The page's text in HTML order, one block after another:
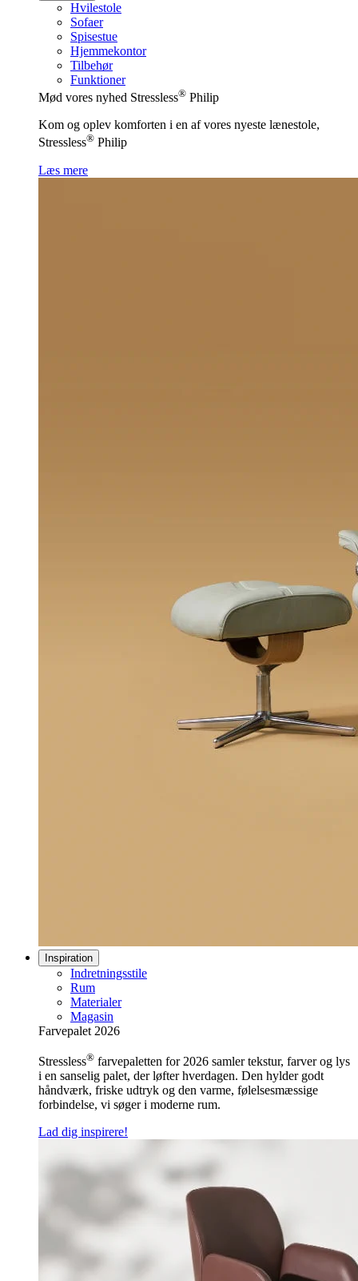
Hvilestole
Sofaer
Spisestue
Hjemmekontor
Tilbehør
Funktioner
Mød vores nyhed Stressless® Philip
Kom og oplev komforten i en af vores nyeste lænestole,
Stressless® Philip
Læs mere
Inspiration
Indretningsstile
Rum
Materialer
Magasin
Farvepalet 2026
Stressless® farvepaletten for 2026 samler tekstur, farver og lys
i en sanselig palet, der løfter hverdagen. Den hylder godt
håndværk, friske udtryk og den varme, følelsesmæssige
forbindelse, vi søger i moderne rum.
Lad dig inspirere!